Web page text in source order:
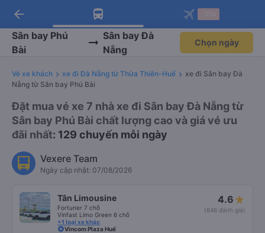
Tải app Vexere ngay!
Nhận ưu đãi thành viên độc
Mở app
Tải app Vexere
-30k/ghế khi đặt vé máy bay qua
Mở app
arrow_back
Sân bay Phú
Bài
Sân bay Đà
Nẵng
Chọn ngày
Vé xe khách xe đi Đà Nẵng từ Thừa Thiên-Huế
xe đi Sân bay Đà
Nẵng từ Sân bay Phú Bài
Đặt mua vé xe 7 nhà xe đi Sân bay Đà Nẵng từ
Sân bay Phú Bài chất lượng cao và giá vé ưu
đãi nhất: 129 chuyến mỗi ngày
Vexere Team
Ngày cập nhật: 07/08/2026
Tân Limousine
Fortuner 7 chỗ
Vinfast Limo Green 6 chỗ
+1 loại xe khác
4.6
(646 đánh giá)
Vincom Plaza Huế